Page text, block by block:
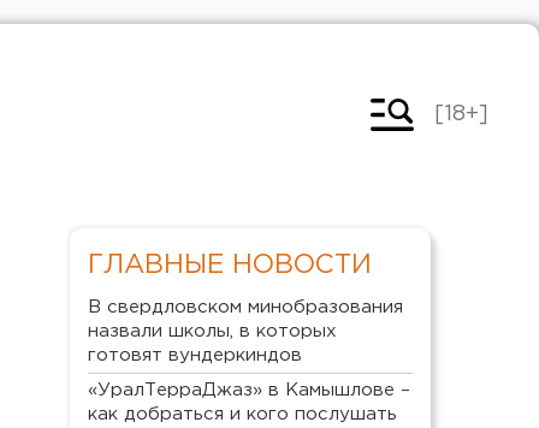
[18+]
ГЛАВНЫЕ НОВОСТИ
В свердловском минобразования
назвали школы, в которых
готовят вундеркиндов
«УралТерраДжаз» в Камышлове –
как добраться и кого послушать